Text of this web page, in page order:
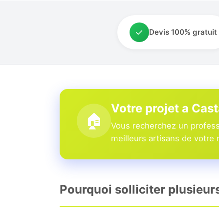
✓ Devis 100% gratuit
🏠
Votre projet a
Vous recherchez un
meilleurs artisans de votre
Pourquoi solliciter